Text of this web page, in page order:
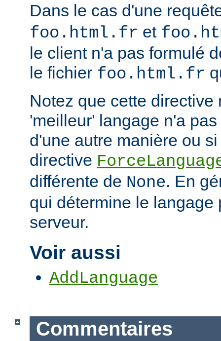
Dans le cas d'une
foo.html.fr et
le client n'a pas formulé
le fichier foo.html.fr
Notez que cette directive
'meilleur' langage n'a
d'une autre manière ou
directive
différente de None. En
qui détermine le langage
serveur.
Voir aussi
AddLanguage
Commentaires